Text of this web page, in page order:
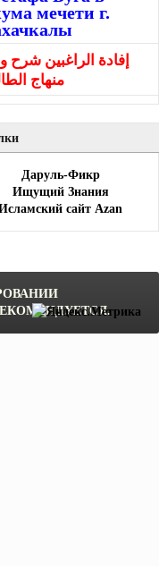
мечети г.
إفادة الراغبين شرح
منهاج
Даруль-Фикр
Ищущий Знания
сайт Azan